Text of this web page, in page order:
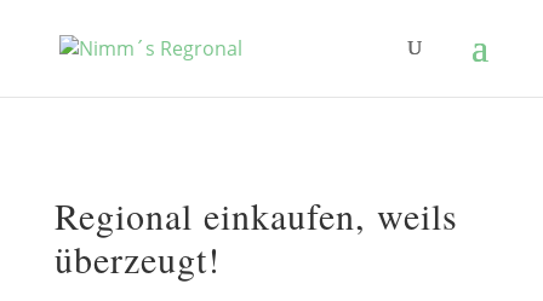
Regional einkaufen, weils
überzeugt!